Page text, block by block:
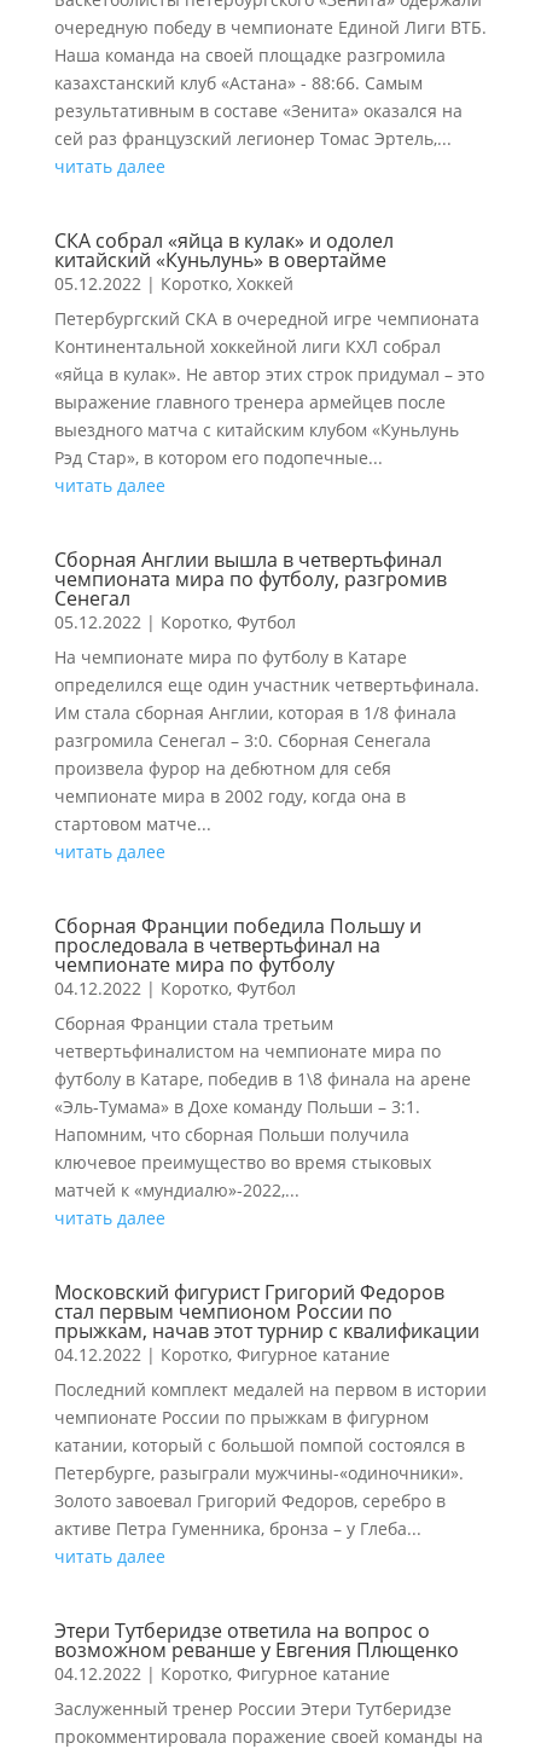
очередную победу в чемпионате Единой Лиги ВТБ.
Наша команда на своей площадке разгромила
казахстанский клуб «Астана» - 88:66. Самым
результативным в составе «Зенита» оказался на
сей раз французский легионер Томас Эртель,...
читать далее
СКА собрал «яйца в кулак» и одолел
китайский «Куньлунь» в овертайме
05.12.2022| Коротко, Хоккей
Петербургский СКА в очередной игре чемпионата
Континентальной хоккейной лиги КХЛ собрал
«яйца в кулак». Не автор этих строк придумал – это
выражение главного тренера армейцев после
выездного матча с китайским клубом «Куньлунь
Рэд Стар», в котором его подопечные...
читать далее
Сборная Англии вышла в четвертьфинал
чемпионата мира по футболу, разгромив
Сенегал
05.12.2022| Коротко, Футбол
На чемпионате мира по футболу в Катаре
определился еще один участник четвертьфинала.
Им стала сборная Англии, которая в 1/8 финала
разгромила Сенегал – 3:0. Сборная Сенегала
произвела фурор на дебютном для себя
чемпионате мира в 2002 году, когда она в
стартовом матче...
читать далее
Сборная Франции победила Польшу и
проследовала в четвертьфинал на
чемпионате мира по футболу
04.12.2022| Коротко, Футбол
Сборная Франции стала третьим
четвертьфиналистом на чемпионате мира по
футболу в Катаре, победив в 1\8 финала на арене
«Эль-Тумама» в Дохе команду Польши – 3:1.
Напомним, что сборная Польши получила
ключевое преимущество во время стыковых
матчей к «мундиалю»-2022,...
читать далее
Московский фигурист Григорий Федоров
стал первым чемпионом России по
прыжкам, начав этот турнир с квалификации
04.12.2022| Коротко, Фигурное катание
Последний комплект медалей на первом в истории
чемпионате России по прыжкам в фигурном
катании, который с большой помпой состоялся в
Петербурге, разыграли мужчины-«одиночники».
Золото завоевал Григорий Федоров, серебро в
активе Петра Гуменника, бронза – у Глеба...
читать далее
Этери Тутберидзе ответила на вопрос о
возможном реванше у Евгения Плющенко
04.12.2022| Коротко, Фигурное катание
Заслуженный тренер России Этери Тутберидзе
прокомментировала поражение своей команды на